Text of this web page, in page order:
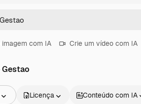
imagem com IA Crie um vídeo com IA
Licença Conteúdo com IA